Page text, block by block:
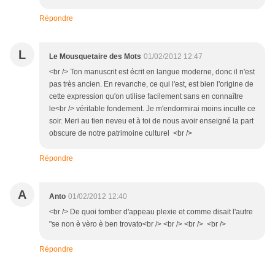
Répondre
L Le Mousquetaire des Mots 01/02/2012 12:47
<br /> Ton manuscrit est écrit en langue moderne, donc il n'est
pas très ancien. En revanche, ce qui l'est, est bien l'origine de
cette expression qu'on utilise facilement sans en connaître
le<br /> véritable fondement. Je m'endormirai moins inculte ce
soir. Meri au tien neveu et à toi de nous avoir enseigné la part
obscure de notre patrimoine culturel <br />
Répondre
A Anto 01/02/2012 12:40
<br /> De quoi tomber d'appeau plexie et comme disait l'autre
"se non è vèro è ben trovato<br /> <br /> <br /> <br />
Répondre